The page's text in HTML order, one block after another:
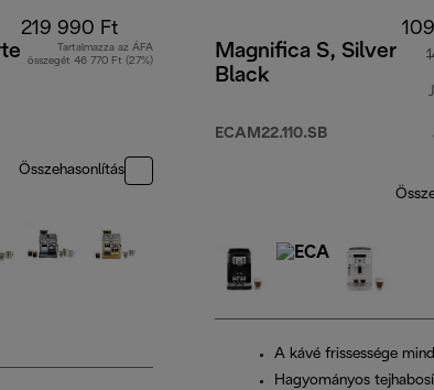
219 990 Ft
Tartalmazza az ÁFA
összegét 46 770 Ft (27%)
Összehasonlítás
Magnifica S, Silver
Black
ECAM22.110.SB
A kávé frissessége
Hagyományos